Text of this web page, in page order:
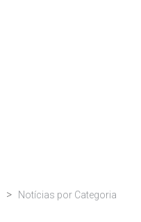
Notícias por Categoria